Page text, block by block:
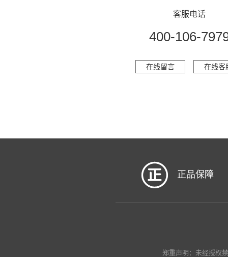
客服电话
400-106-
在线留言 在线客
正品保障
郑重声明：未经授权